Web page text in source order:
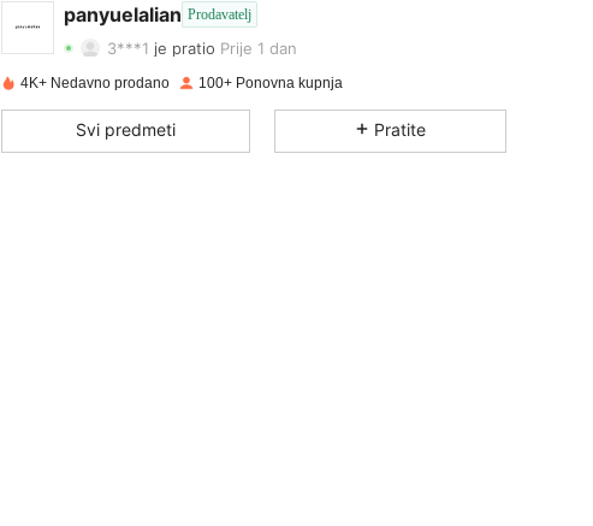
panyuelalian Prodavatelj
4.89 2
3***1 je pratio Prije 1 dan
4.89 2
4K+ Nedavno prodano 100+ Ponovna kupnja
Svi predmeti Pratite